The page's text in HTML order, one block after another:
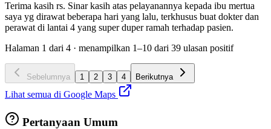
Terima kasih rs. Sinar kasih atas pelayanannya kepada ibu mertua
saya yg dirawat beberapa hari yang lalu, terkhusus buat dokter dan
perawat di lantai 4 yang super duper ramah terhadap pasien.
Halaman 1 dari 4 · menampilkan 1–10 dari 39 ulasan positif
Sebelumnya 1 2 3 4 Berikutnya
Lihat semua di Google Maps
Pertanyaan Umum